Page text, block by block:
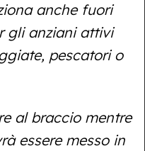
anche fuori
gli anziani attivi
pescatori o
al braccio mentre
essere messo in